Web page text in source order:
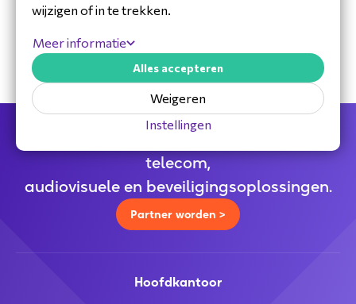
Toegewijd Nederlands service- en
Specialistische distributeur
telecom,
audiovisuele en beveiligingsoplossingen.
Partner worden >
Hoofdkantoor
wijzigen of in te trekken.
Meer informatie
Instellingen
Weigeren
Alles accepteren